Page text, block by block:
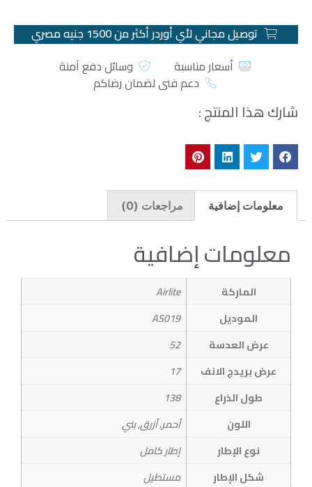
توصيل مجاني لأي أوردر أكثر من 1500 جنيه مصري
أسعار مناسبة
وسائل دفع آمنة
دعم فني لضمان رضاكم
شارك هذا المنتج :
معلومات إضافية مراجعات (0)
معلومات إضافية
الماركة
Airlite
الموديل
AS019
عرض العدسة
52
عرض بريدج الانف
17
طول الذراع
138
اللون
أحمر, أزرق, بني
نوع الإطار
إطار كامل
شكل الإطار
مستطيل